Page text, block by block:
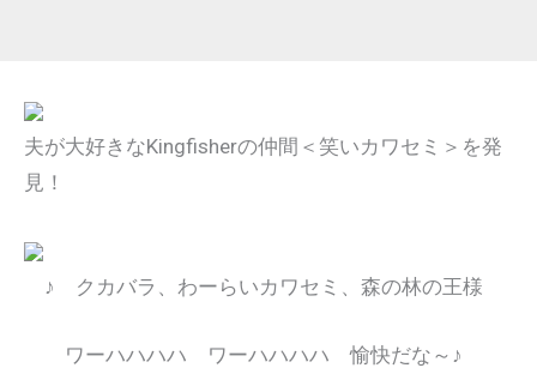
夫が大好きなKingfisherの仲間＜笑いカワセミ＞を発
見！
♪ クカバラ、わーらいカワセミ、森の林の王様
ワーハハハハ ワーハハハハ 愉快だな～♪